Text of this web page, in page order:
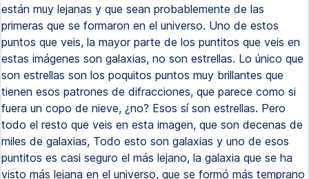
están muy lejanas y que sean probablemente de las
primeras que se formaron en el universo. Uno de estos
puntos que veis, la mayor parte de los puntitos que veis en
estas imágenes son galaxias, no son estrellas. Lo único que
son estrellas son los poquitos puntos muy brillantes que
tienen esos patrones de difracciones, que parece como si
fuera un copo de nieve, ¿no? Esos sí son estrellas. Pero
todo el resto que veis en esta imagen, que son decenas de
miles de galaxias, Todo esto son galaxias y uno de esos
puntitos es casi seguro el más lejano, la galaxia que se ha
visto más lejana en el universo, que se formó más temprano